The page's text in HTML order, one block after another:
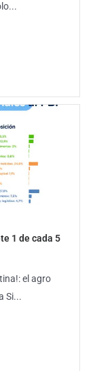
1 de cada 5
el agro
Si...